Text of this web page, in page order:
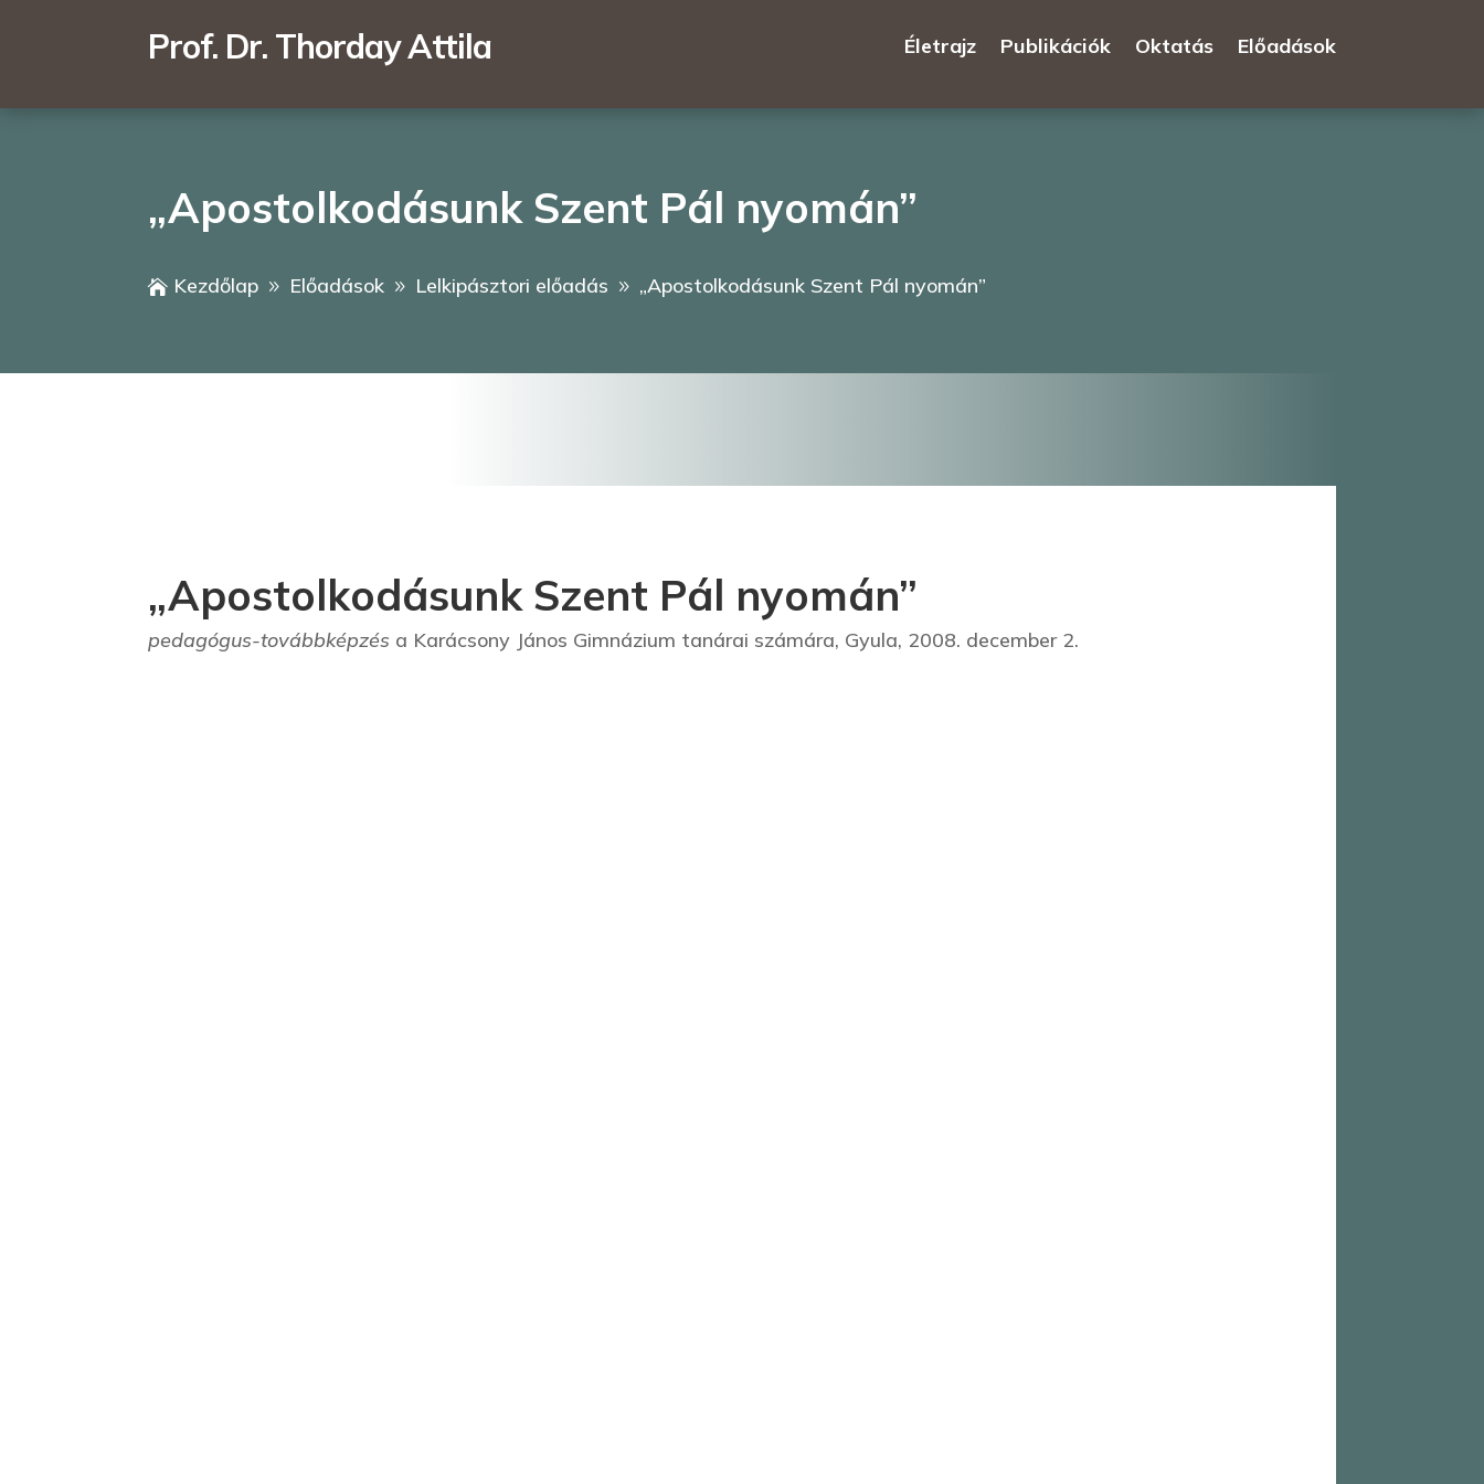
Prof. Dr. Thorday Attila Életrajz Publikációk Oktatás Előadások
„Apostolkodásunk Szent Pál nyomán”
 Kezdőlap 9 Előadások 9 Lelkipásztori előadás 9 „Apostolkodásunk Szent Pál nyomán”
„Apostolkodásunk Szent Pál nyomán”
pedagógus-továbbképzés a Karácsony János Gimnázium tanárai számára, Gyula, 2008. december 2.